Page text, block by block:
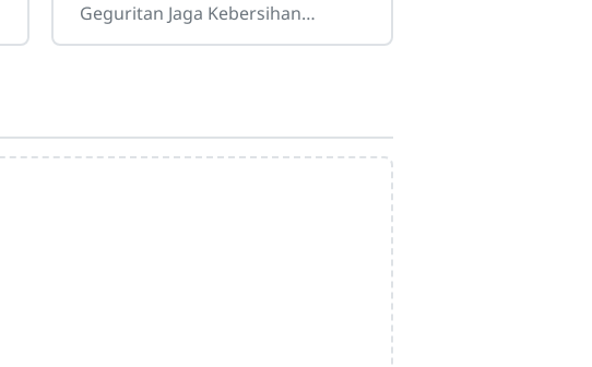
Geguritan Jaga Kebersihan
Sekolah Sdn4cirahab.sch.id-